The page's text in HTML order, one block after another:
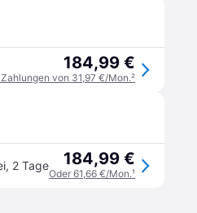
184,99 €
von 31,97 €/Mon.²
, 2 Tage 184,99 €
Oder 61,66 €/Mon.¹